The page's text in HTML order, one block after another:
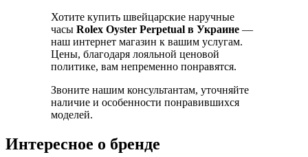
Хотите купить швейцарские наручные
часы Rolex Oyster Perpetual в Украине —
наш интернет магазин к вашим услугам.
Цены, благодаря лояльной ценовой
политике, вам непременно понравятся.
Звоните нашим консультантам, уточняйте
наличие и особенности понравившихся
моделей.
Интересное о бренде